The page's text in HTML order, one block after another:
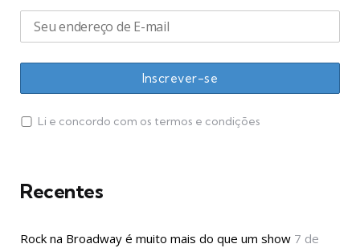
Li e concordo com os termos e condições
Recentes
Rock na Broadway é muito mais do que um show 7 de